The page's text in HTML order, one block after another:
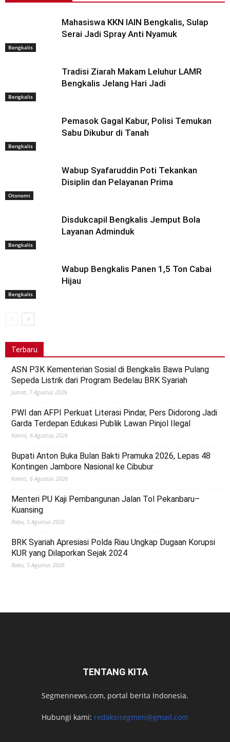
Bengkalis
Mahasiswa KKN IAIN Bengkalis, Sulap
Serai Jadi Spray Anti Nyamuk
Bengkalis
Tradisi Ziarah Makam Leluhur LAMR
Bengkalis Jelang Hari Jadi
Bengkalis
Pemasok Gagal Kabur, Polisi Temukan
Sabu Dikubur di Tanah
Otonomi
Wabup Syafaruddin Poti Tekankan
Disiplin dan Pelayanan Prima
Bengkalis
Disdukcapil Bengkalis Jemput Bola
Layanan Adminduk
Bengkalis
Wabup Bengkalis Panen 1,5 Ton Cabai
Hijau
Terbaru
ASN P3K Kementerian Sosial di Bengkalis Bawa Pulang
Sepeda Listrik dari Program Bedelau BRK Syariah
Jumat, 7 Agustus 2026
PWI dan AFPI Perkuat Literasi Pindar, Pers Didorong Jadi
Garda Terdepan Edukasi Publik Lawan Pinjol Ilegal
Kamis, 6 Agustus 2026
Bupati Anton Buka Bulan Bakti Pramuka 2026, Lepas 48
Kontingen Jambore Nasional ke Cibubur
Kamis, 6 Agustus 2026
Menteri PU Kaji Pembangunan Jalan Tol Pekanbaru–
Kuansing
Rabu, 5 Agustus 2026
BRK Syariah Apresiasi Polda Riau Ungkap Dugaan Korupsi
KUR yang Dilaporkan Sejak 2024
Rabu, 5 Agustus 2026
TENTANG KITA
Segmennews.com, portal berita Indonesia.
Hubungi kami: redaksisegmen@gmail.com